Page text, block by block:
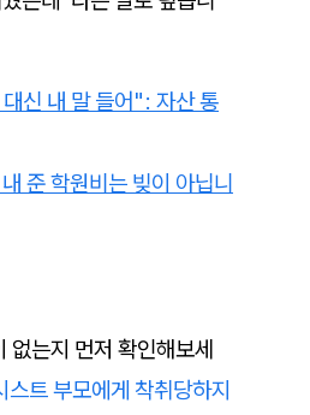
신 내 말 들어": 자산 통
준 학원비는 빚이 아닙니
없는지 먼저 확인해보세
스트 부모에게 착취당하지